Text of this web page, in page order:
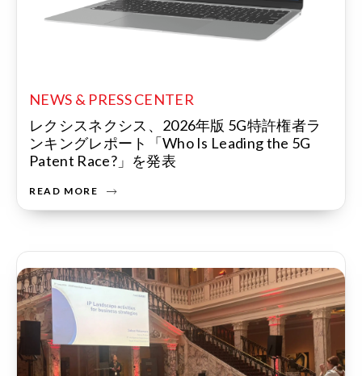
NEWS & PRESS CENTER
レクシスネクシス、2026年版 5G特許権者ラ
ンキングレポート「Who Is Leading the 5G
Patent Race?」を発表
READ MORE